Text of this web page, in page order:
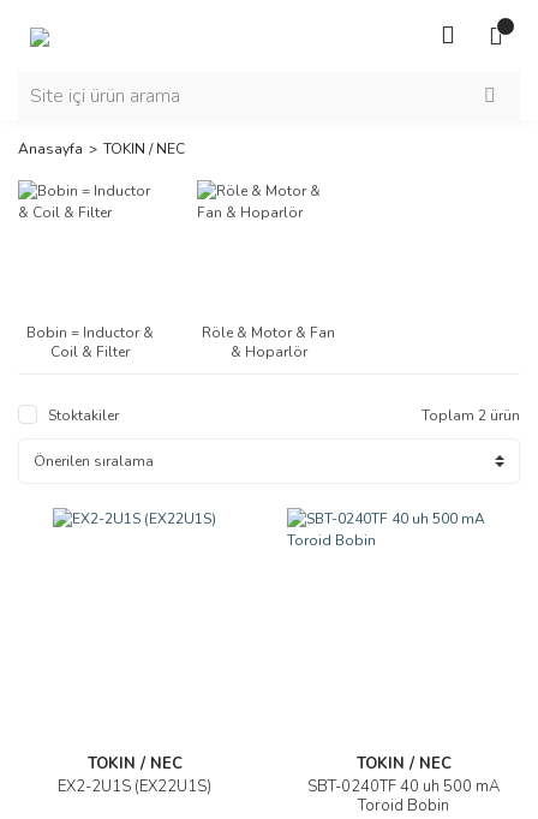
Anasayfa TOKIN / NEC
Bobin = Inductor &
Coil & Filter
Röle & Motor & Fan
& Hoparlör
Stoktakiler Toplam 2 ürün
TOKIN / NEC
EX2-2U1S (EX22U1S)
TOKIN / NEC
SBT-0240TF 40 uh 500 mA
Toroid Bobin